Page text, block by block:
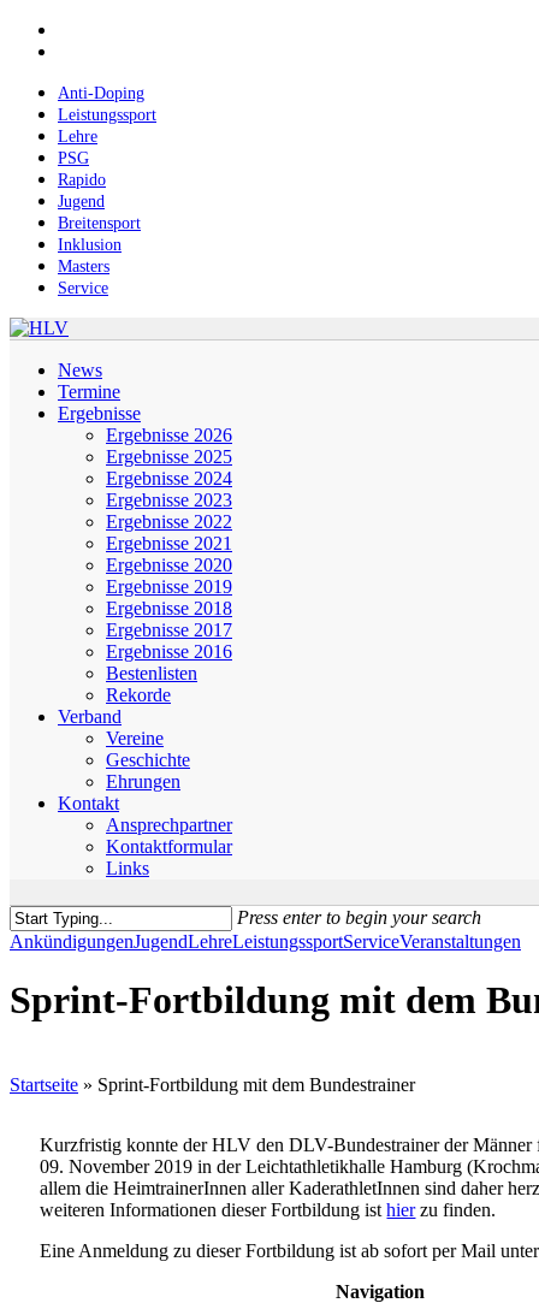
Skip
contentAnti-Doping
Leistungssport
Lehre
PSG
Rapido
Jugend
Breitensport
Inklusion
Masters
Service
News
Termine
Ergebnisse
Ergebnisse 2026
Ergebnisse 2025
Ergebnisse 2024
Ergebnisse 2023
Ergebnisse 2022
Ergebnisse 2021
Ergebnisse 2020
Ergebnisse 2019
Ergebnisse 2018
Ergebnisse 2017
Ergebnisse 2016
Bestenlisten
Rekorde
Verband
Vereine
Geschichte
Ehrungen
Kontakt
Ansprechpartner
Kontaktformular
Links
Press enter to begin your search
Close
AnkündigungenJugendLehreLeistungssportServiceVeranstaltungen
Sprint-Fortbildung mit dem
Startseite » Sprint-Fortbildung mit dem Bundestrainer
Kurzfristig konnte der HLV den DLV-Bundestrainer der
09. November 2019 in der Leichtathletikhalle Hamburg
allem die HeimtrainerInnen aller KaderathletInnen sind daher
weiteren Informationen dieser Fortbildung isthierzu finden.
Eine Anmeldung zu dieser Fortbildung ist ab sofort per Mail
Navigation